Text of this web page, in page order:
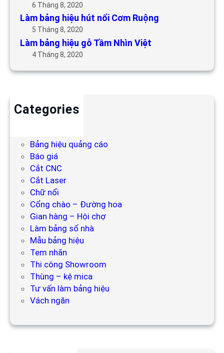
6 Tháng 8, 2020
Làm bảng hiệu hút nổi Cơm Ruộng
5 Tháng 8, 2020
Làm bảng hiệu gỗ Tầm Nhìn Việt
4 Tháng 8, 2020
Categories
Bảng hiệu quảng cáo
Báo giá
Cắt CNC
Cắt Laser
Chữ nổi
Cổng chào – Đường hoa
Gian hàng – Hội chợ
Làm bảng số nhà
Mẫu bảng hiệu
Tem nhãn
Thi công Showroom
Thùng – kệ mica
Tư vấn làm bảng hiệu
Vách ngăn